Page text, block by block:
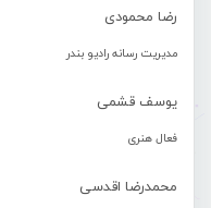
رضا محمودی
مدیریت رسانه رادیو بندر
یوسف قشمی
فعال هنری
محمدرضا اقدسی